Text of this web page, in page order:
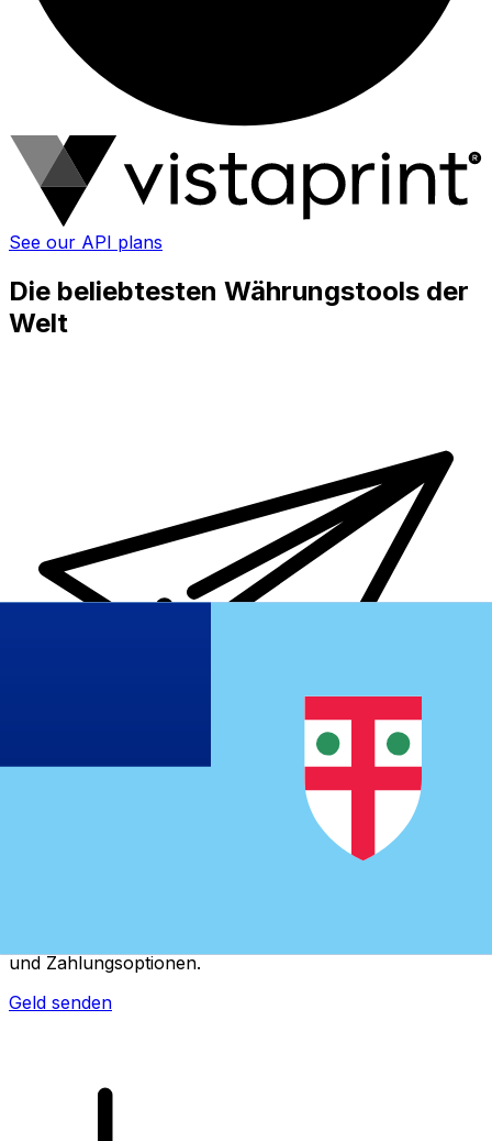
See our API plans
Die beliebtesten Währungstools der
Welt
und Zahlungsoptionen.
Geld senden